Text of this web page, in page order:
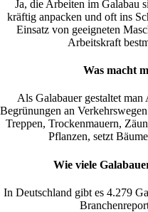
Ja, die Arbeiten im Galabau
kräftig anpacken und oft ins
Einsatz von geeigneten
Arbeitskraft
Was macht
Als Galabauer gestaltet
Begrünungen an
Treppen, Trockenmauern,
Pflanzen, setzt
Wie viele
In Deutschland gibt es 4.279